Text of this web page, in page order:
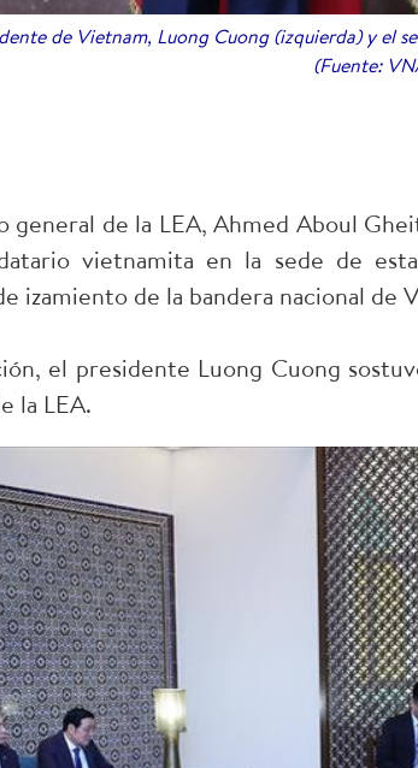
de Vietnam, Luong Cuong (izquierda) y el
(Fuente:
general de la LEA, Ahmed Aboul
vietnamita en la sede de
izamiento de la bandera nacional de
el presidente Luong Cuong
la LEA.